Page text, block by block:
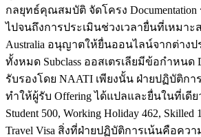
กลยุทธ์คุณสมบัติ จัดโครง
ไปจนถึงการประเมินช่วงเวลายื่นที่เหมา
Australia อนุญาตให้ยื่นออนไลน์จากต่าง
ทั้งหมด Subclass ออสเตรเลียมีข้อกำหนด
รับรองโดย NAATI เพียงนั้น ฝ่ายปฏิบัติกา
ทำให้ผู้รับ Offering ได้แปลและยื่นในที่เดีย
Student 500, Working Holiday 462, Skilled
Travel Visa สิ่งที่ฝ่ายปฏิบัติการเน้นคือคว